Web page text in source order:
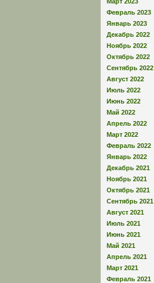
Февраль 2023
Январь 2023
Декабрь 2022
Ноябрь 2022
Октябрь 2022
Сентябрь 2022
Август 2022
Июль 2022
Июнь 2022
Май 2022
Апрель 2022
Март 2022
Февраль 2022
Январь 2022
Декабрь 2021
Ноябрь 2021
Октябрь 2021
Сентябрь 2021
Август 2021
Июль 2021
Июнь 2021
Май 2021
Апрель 2021
Март 2021
Февраль 2021